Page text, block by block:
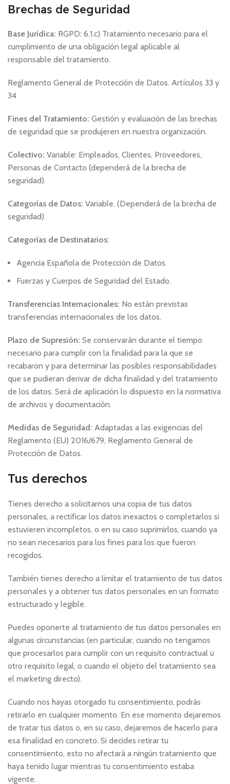
Brechas de Seguridad
Base Jurídica: RGPD: 6.1.c) Tratamiento necesario para el
cumplimiento de una obligación legal aplicable al
responsable del tratamiento.
Reglamento General de Protección de Datos. Artículos 33 y
34
Fines del Tratamiento: Gestión y evaluación de las brechas
de seguridad que se produjeren en nuestra organización.
Colectivo: Variable: Empleados, Clientes, Proveedores,
Personas de Contacto (dependerá de la brecha de
seguridad)
Categorías de Datos: Variable. (Dependerá de la brecha de
seguridad)
Categorías de Destinatarios:
Agencia Española de Protección de Datos.
Fuerzas y Cuerpos de Seguridad del Estado.
Transferencias Internacionales: No están previstas
transferencias internacionales de los datos.
Plazo de Supresión: Se conservarán durante el tiempo
necesario para cumplir con la finalidad para la que se
recabaron y para determinar las posibles responsabilidades
que se pudieran derivar de dicha finalidad y del tratamiento
de los datos. Será de aplicación lo dispuesto en la normativa
de archivos y documentación.
Medidas de Seguridad: Adaptadas a las exigencias del
Reglamento (EU) 2016/679, Reglamento General de
Protección de Datos.
Tus derechos
Tienes derecho a solicitarnos una copia de tus datos
personales, a rectificar los datos inexactos o completarlos si
estuvieren incompletos, o en su caso suprimirlos, cuando ya
no sean necesarios para los fines para los que fueron
recogidos.
También tienes derecho a limitar el tratamiento de tus datos
personales y a obtener tus datos personales en un formato
estructurado y legible.
Puedes oponerte al tratamiento de tus datos personales en
algunas circunstancias (en particular, cuando no tengamos
que procesarlos para cumplir con un requisito contractual u
otro requisito legal, o cuando el objeto del tratamiento sea
el marketing directo).
Cuando nos hayas otorgado tu consentimiento, podrás
retirarlo en cualquier momento. En ese momento dejaremos
de tratar tus datos o, en su caso, dejaremos de hacerlo para
esa finalidad en concreto. Si decides retirar tu
consentimiento, esto no afectará a ningún tratamiento que
haya tenido lugar mientras tu consentimiento estaba
vigente.